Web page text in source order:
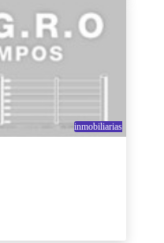
inmobiliarias